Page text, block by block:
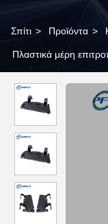
Σπίτι > Προϊόντα >
Πλαστικά μέρη